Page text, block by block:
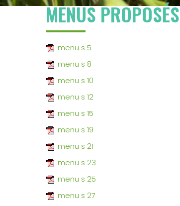
MENUS PROPOSÉS
menu s 5
menu s 8
menu s 10
menu s 12
menu s 15
menu s 19
menu s 21
menu s 23
menu s 25
menu s 27